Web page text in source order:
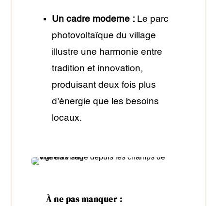
Un cadre moderne : Le parc
photovoltaïque du village
illustre une harmonie entre
tradition et innovation,
produisant deux fois plus
d’énergie que les besoins
locaux.
À ne pas manquer :